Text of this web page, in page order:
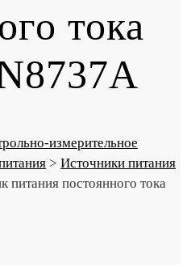
тока
измерительное
> Источники питания
питания постоянного тока